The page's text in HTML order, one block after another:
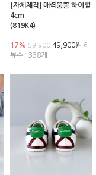
[자체제작] 매력뿜뿜 하이힐
4cm
(819K4)
17% 59,90049,900원 리
뷰수 : 338개